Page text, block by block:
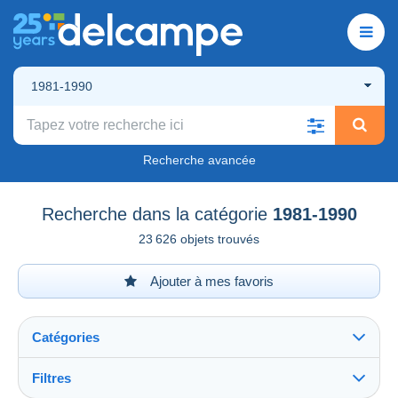
1981-1990
Recherche avancée
Recherche dans la catégorie 1981-1990
23 626 objets trouvés
Ajouter à mes favoris
Catégories
Filtres